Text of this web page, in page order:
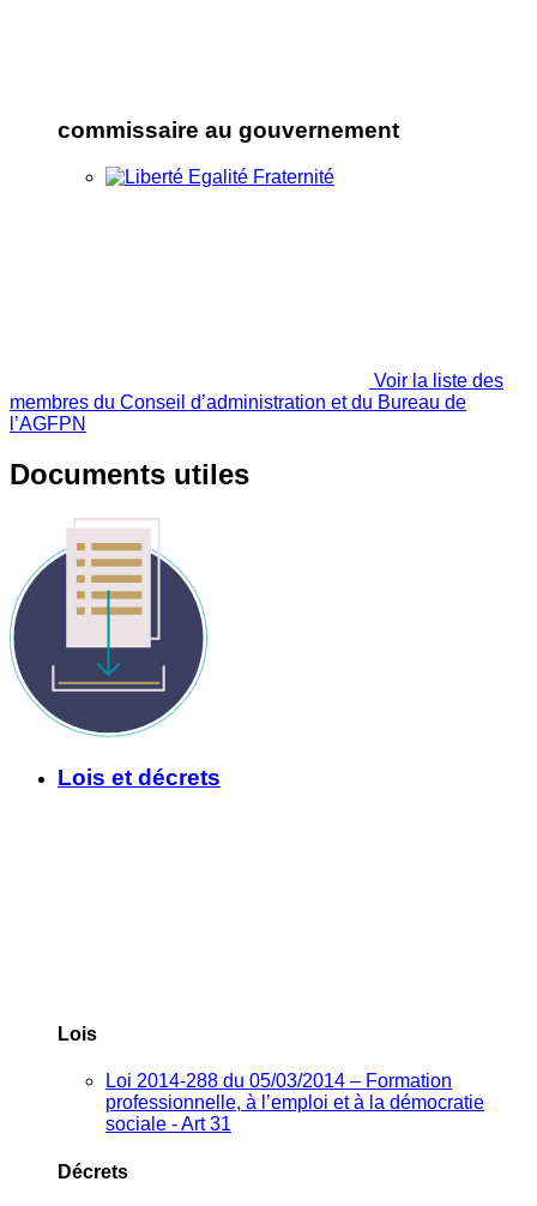
commissaire au gouvernement
Voir la liste des
membres du Conseil d’administration et du Bureau de
l’AGFPN
Documents utiles
Lois et décrets
Lois
Loi 2014-288 du 05/03/2014 – Formation
professionnelle, à l’emploi et à la démocratie
sociale - Art 31
Décrets